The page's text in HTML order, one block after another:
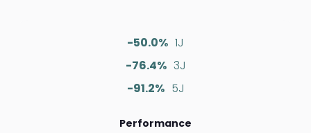
-50.0% 1J
-76.4% 3J
-91.2% 5J
Performance